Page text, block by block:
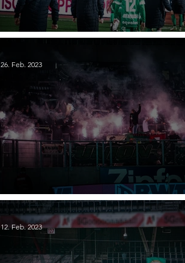
21. Wolfsberger AC - SC Austria
19. LASK - SC Austria Lustenau
26. Feb. 2023
12. Feb. 2023